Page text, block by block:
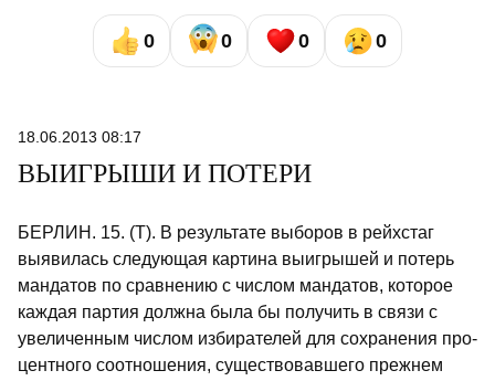
0 0 0 0
18.06.2013 08:17
ВЫИГРЫШИ И ПОТЕРИ
БЕРЛИН. 15. (Т). В результате выбо­ров в рейхстаг
выявилась следующая картина выигрышей и потерь
мандатов по сравнению с числом мандатов, ко­торое
каждая партия должна была бы получить в связи с
увеличенным чис­лом избирателей для сохранения про­
центного соотношения, существовавшего прежнем